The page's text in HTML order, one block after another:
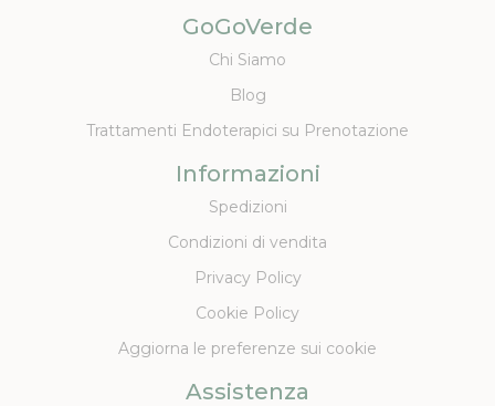
GoGoVerde
Chi Siamo
Blog
Trattamenti Endoterapici su Prenotazione
Informazioni
Spedizioni
Condizioni di vendita
Privacy Policy
Cookie Policy
Aggiorna le preferenze sui cookie
Assistenza